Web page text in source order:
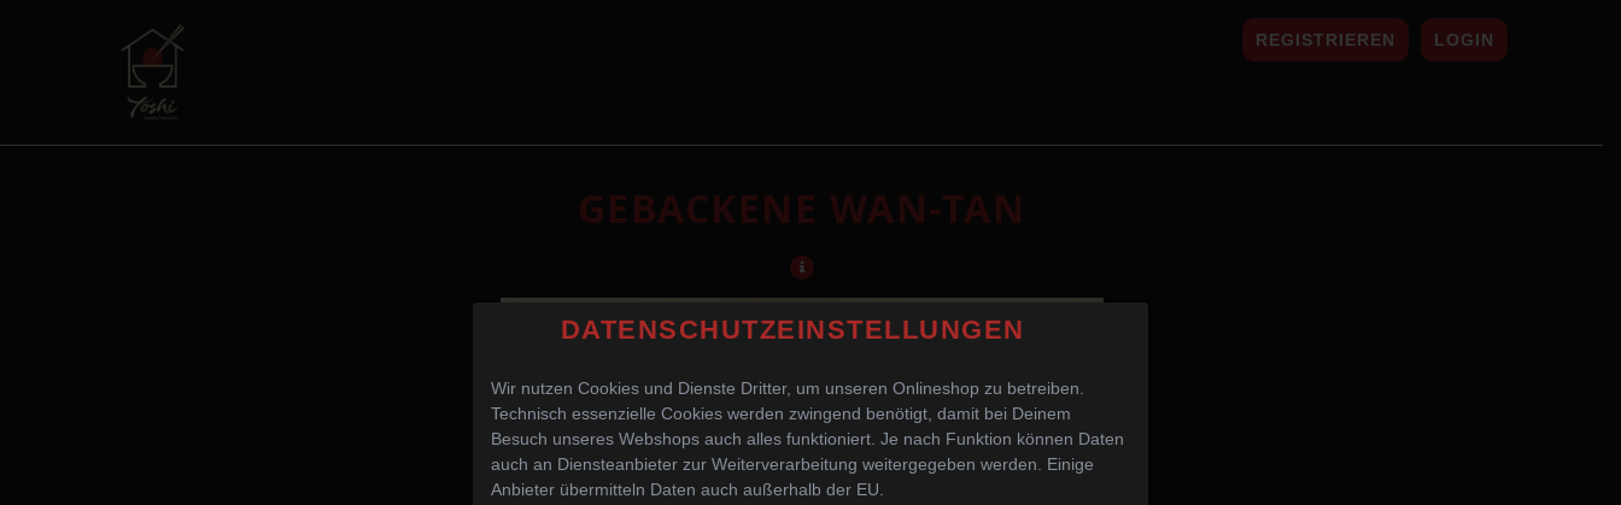
REGISTRIEREN LOGIN
GEBACKENE WAN-TAN
DATENSCHUTZEINSTELLUNGEN
Wir nutzen Cookies und Dienste Dritter, um unseren Onlineshop zu betreiben.
Technisch essenzielle Cookies werden zwingend benötigt, damit bei Deinem
Besuch unseres Webshops auch alles funktioniert. Je nach Funktion können Daten
auch an Diensteanbieter zur Weiterverarbeitung weitergegeben werden. Einige
Anbieter übermitteln Daten auch außerhalb der EU.